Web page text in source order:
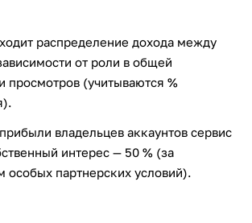
распределение дохода между
от роли в общей
просмотров (учитываются %
владельцев аккаунтов сервис
интерес — 50 % (за
особых партнерских условий).